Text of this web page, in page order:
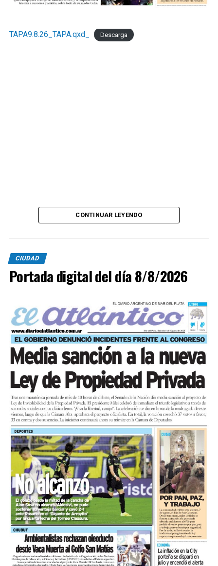
TAPA9.8.26_TAPA.qxd_ Descarga
CONTINUAR LEYENDO
CIUDAD
Portada digital del día 8/8/2026